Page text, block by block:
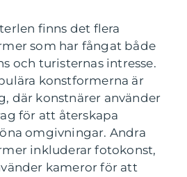
finns det flera
som har fångat både
och turisternas intresse.
konstformerna är
där konstnärer använder
för att återskapa
omgivningar. Andra
inkluderar fotokonst,
kameror för att